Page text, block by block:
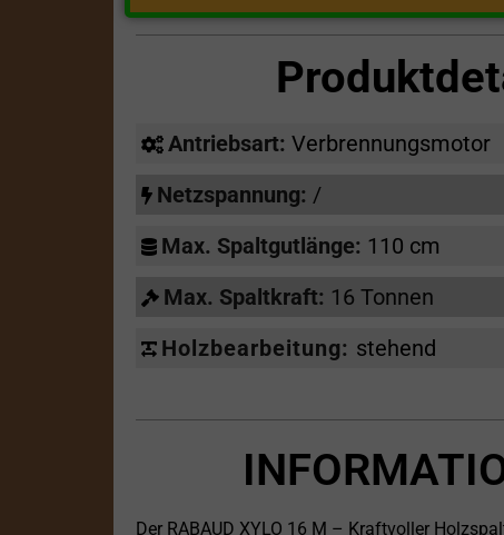
Antriebsart: Verbrennungsmotor
Netzspannung: /
Max. Spaltgutlänge: 110 cm
Max. Spaltkraft: 16 Tonnen
Holzbearbeitung: stehend
Der RABAUD XYLO 16 M – Kraftvoller